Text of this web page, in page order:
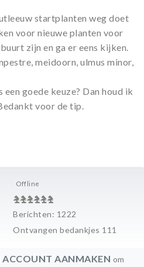
Offline
Berichten: 1222
Ontvangen bedankjes 111
startplanten weg doet
voor nieuwe planten voor
zijn en ga er eens kijken.
meidoorn, ulmus minor,
goede keuze? Dan houd ik
voor de tip.
ACCOUNT AANMAKEN om